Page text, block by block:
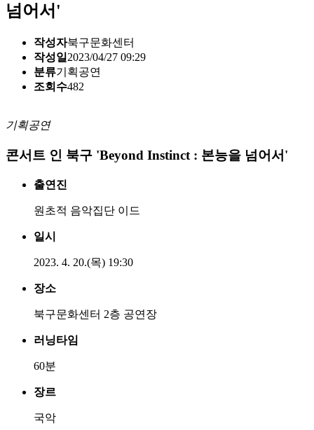
넘어서'
작성자북구문화센터
작성일 2023/04/27 09:29
분류기획공연
조회수482
기획공연
콘서트 인 북구 'Beyond Instinct : 본능을 넘어서'
출연진
원초적 음악집단 이드
일시
2023. 4. 20.(목) 19:30
장소
북구문화센터 2층 공연장
러닝타임
60분
장르
국악